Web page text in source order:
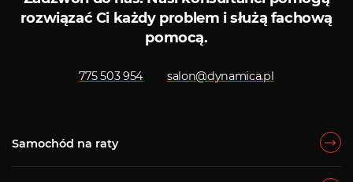
rozwiązać Ci każdy problem i służą fachową
pomocą.
775 503 954 salon@dynamica.pl
Samochód na raty